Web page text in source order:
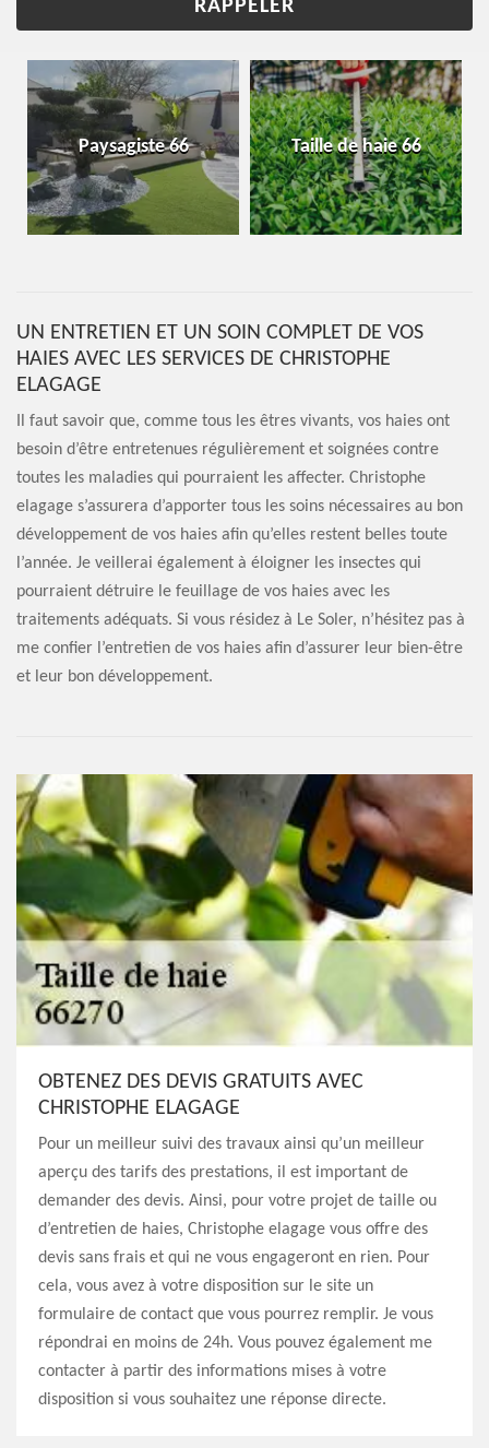
Paysagiste 66 Taille de haie 66
UN ENTRETIEN ET UN SOIN COMPLET DE VOS
HAIES AVEC LES SERVICES DE CHRISTOPHE
ELAGAGE
Il faut savoir que, comme tous les êtres vivants, vos haies ont
besoin d’être entretenues régulièrement et soignées contre
toutes les maladies qui pourraient les affecter. Christophe
elagage s’assurera d’apporter tous les soins nécessaires au bon
développement de vos haies afin qu’elles restent belles toute
l’année. Je veillerai également à éloigner les insectes qui
pourraient détruire le feuillage de vos haies avec les
traitements adéquats. Si vous résidez à Le Soler, n’hésitez pas à
me confier l’entretien de vos haies afin d’assurer leur bien-être
et leur bon développement.
OBTENEZ DES DEVIS GRATUITS AVEC
CHRISTOPHE ELAGAGE
Pour un meilleur suivi des travaux ainsi qu’un meilleur
aperçu des tarifs des prestations, il est important de
demander des devis. Ainsi, pour votre projet de taille ou
d’entretien de haies, Christophe elagage vous offre des
devis sans frais et qui ne vous engageront en rien. Pour
cela, vous avez à votre disposition sur le site un
formulaire de contact que vous pourrez remplir. Je vous
répondrai en moins de 24h. Vous pouvez également me
contacter à partir des informations mises à votre
disposition si vous souhaitez une réponse directe.